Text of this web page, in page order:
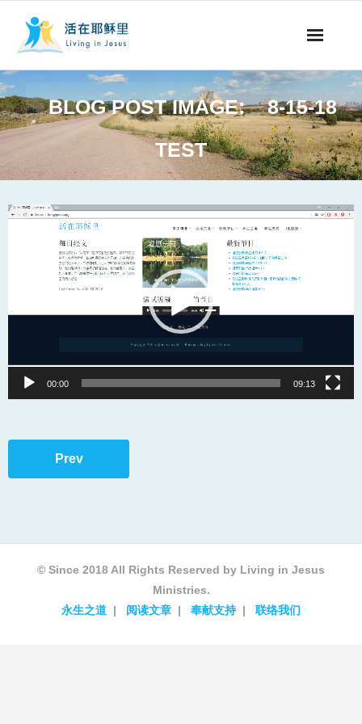
视听节目
阅读文章
永生之道
奉献支持
其他语言
BLOG POST IMAGE:
8-15-18
TEST
Video
00:00 09:13
Prev
© Since 2018 All Rights Reserved by Living in Jesus
Ministries.
永生之道
阅读文章 奉献支持 联络我们